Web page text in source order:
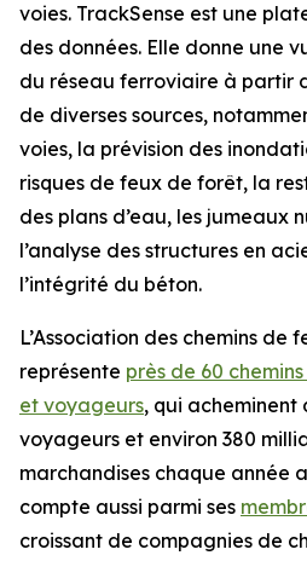
voies. TrackSense est une
des données. Elle donne une
du réseau ferroviaire à partir
de diverses sources,
voies, la prévision des
risques de feux de forêt, la
des plans d’eau, les jumeaux
l’analyse des structures en
l’intégrité du béton.
L’Association des chemins de
représente près de 60
et voyageurs, qui acheminent
voyageurs et environ 380
marchandises chaque année
compte aussi parmi ses
croissant de compagnies de